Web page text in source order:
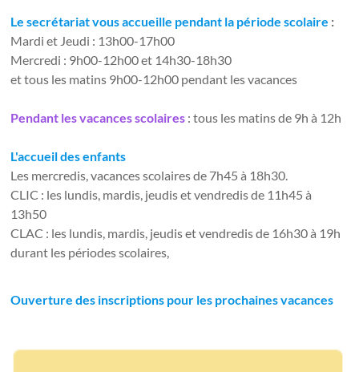
Le secrétariat vous accueille pendant la période scolaire :
Mardi et Jeudi : 13h00-17h00
Mercredi : 9h00-12h00 et 14h30-18h30
et tous les matins 9h00-12h00 pendant les vacances
Pendant les vacances scolaires : tous les matins de 9h à 12h
L'accueil des enfants
Les mercredis, vacances scolaires de 7h45 à 18h30.
CLIC : les lundis, mardis, jeudis et vendredis de 11h45 à
13h50
CLAC : les lundis, mardis, jeudis et vendredis de 16h30 à 19h
durant les périodes scolaires,
Ouverture des inscriptions pour les prochaines vacances